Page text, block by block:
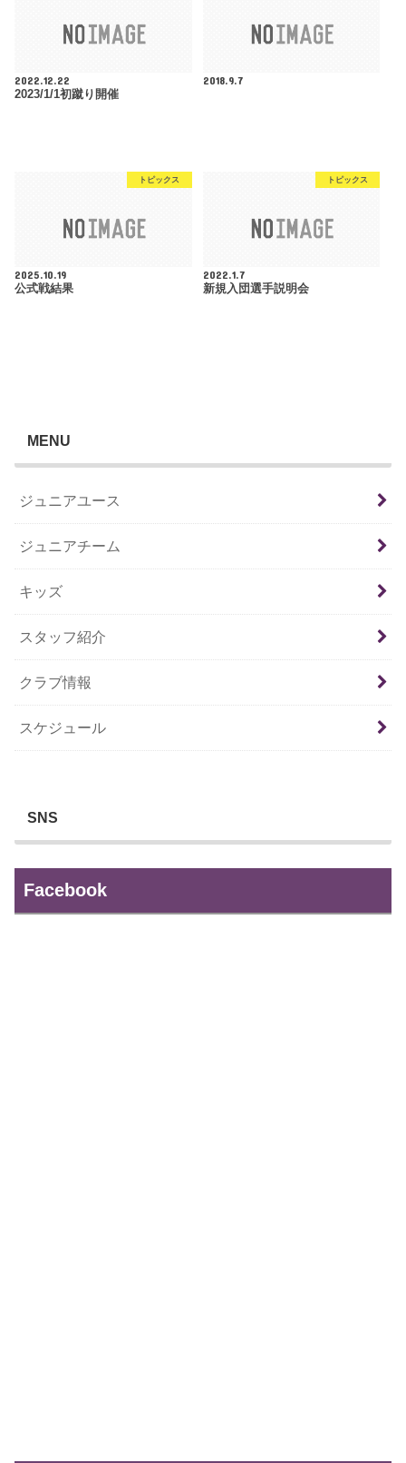
2022.12.22
2023/1/1初蹴り開催
2018.9.7
トピックス
2025.10.19
公式戦結果
トピックス
2022.1.7
新規入団選手説明会
MENU
ジュニアユース
ジュニアチーム
キッズ
スタッフ紹介
クラブ情報
スケジュール
SNS
Facebook